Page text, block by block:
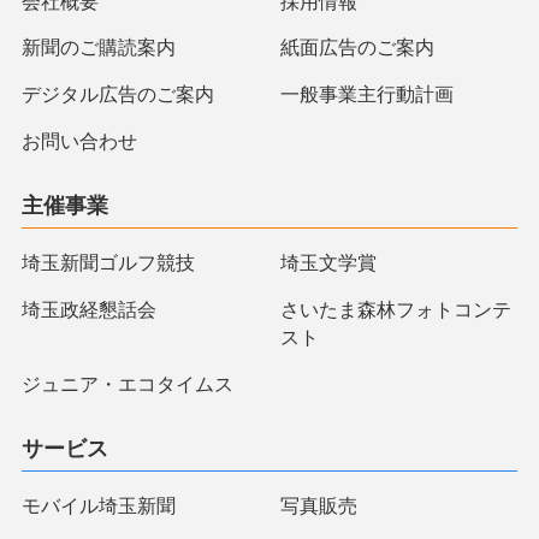
新聞のご購読案内 紙面広告のご案内
デジタル広告のご案内 一般事業主行動計画
お問い合わせ
主催事業
埼玉新聞ゴルフ競技 埼玉文学賞
埼玉政経懇話会
さいたま森林フォトコンテ
スト
ジュニア・エコタイムス
サービス
モバイル埼玉新聞 写真販売